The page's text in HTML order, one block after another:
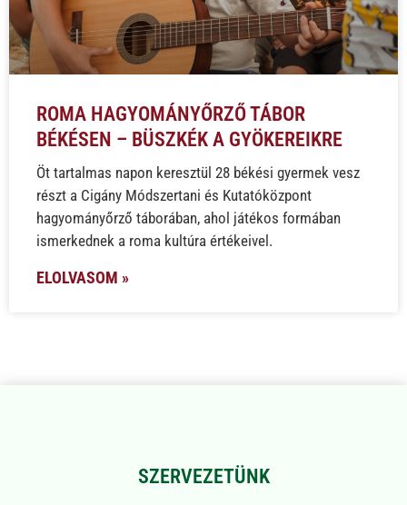
ROMA HAGYOMÁNYŐRZŐ TÁBOR
BÉKÉSEN – BÜSZKÉK A GYÖKEREIKRE
Öt tartalmas napon keresztül 28 békési gyermek vesz
részt a Cigány Módszertani és Kutatóközpont
hagyományőrző táborában, ahol játékos formában
ismerkednek a roma kultúra értékeivel.
ELOLVASOM »
SZERVEZETÜNK